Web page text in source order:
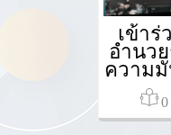
เข้าร่
อำนว
ความมั่
และ
(ศพร0